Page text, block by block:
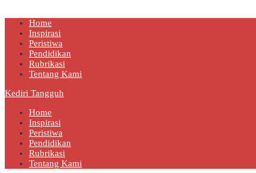
Home
Inspirasi
Peristiwa
Pendidikan
Rubrikasi
Tentang Kami
Kediri Tangguh
Home
Inspirasi
Peristiwa
Pendidikan
Rubrikasi
Tentang Kami